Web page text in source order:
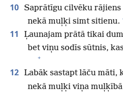
10 Saprātīgu cilvēku rājiens
nekā muļķi simt sitienu.
11
Ļaunajam prātā tikai
bet viņu sodīs sūtnis,
+
12 Labāk sastapt lāču māti,
nekā muļķi viņa